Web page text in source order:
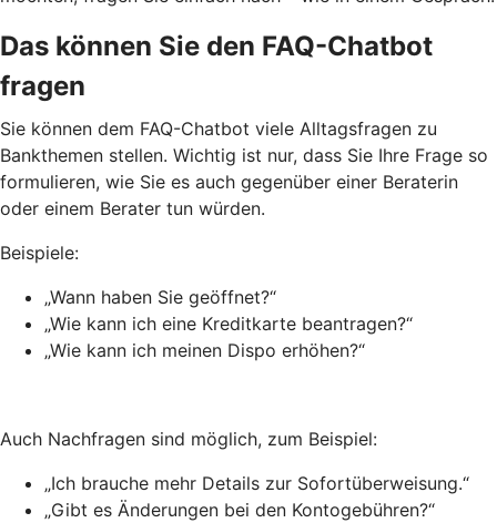
Das können Sie den FAQ-Chatbot
fragen
Sie können dem FAQ-Chatbot viele Alltagsfragen zu
Bankthemen stellen. Wichtig ist nur, dass Sie Ihre Frage so
formulieren, wie Sie es auch gegenüber einer Beraterin
oder einem Berater tun würden.
Beispiele:
„Wann haben Sie geöffnet?“
„Wie kann ich eine Kreditkarte beantragen?“
„Wie kann ich meinen Dispo erhöhen?“
Auch Nachfragen sind möglich, zum Beispiel:
„Ich brauche mehr Details zur Sofortüberweisung.“
„Gibt es Änderungen bei den Kontogebühren?“